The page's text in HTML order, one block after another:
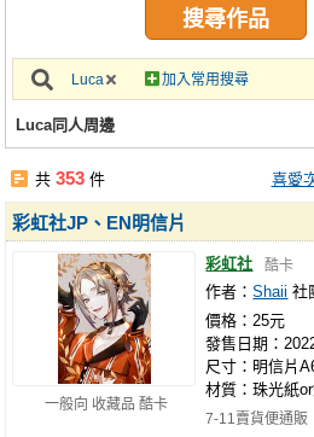
攤位轉讓區
會員功能選單
註冊會員
Luca 加入常用搜尋
Luca同人周邊
共353 件 喜愛
一般向 收藏品 酷卡
彩虹社JP、EN明信片
彩虹社 酷卡
作者：Shaii 社
價格：25元
發售日期：
尺寸：明信片
材質：珠光紙
7-11賣貨便通販